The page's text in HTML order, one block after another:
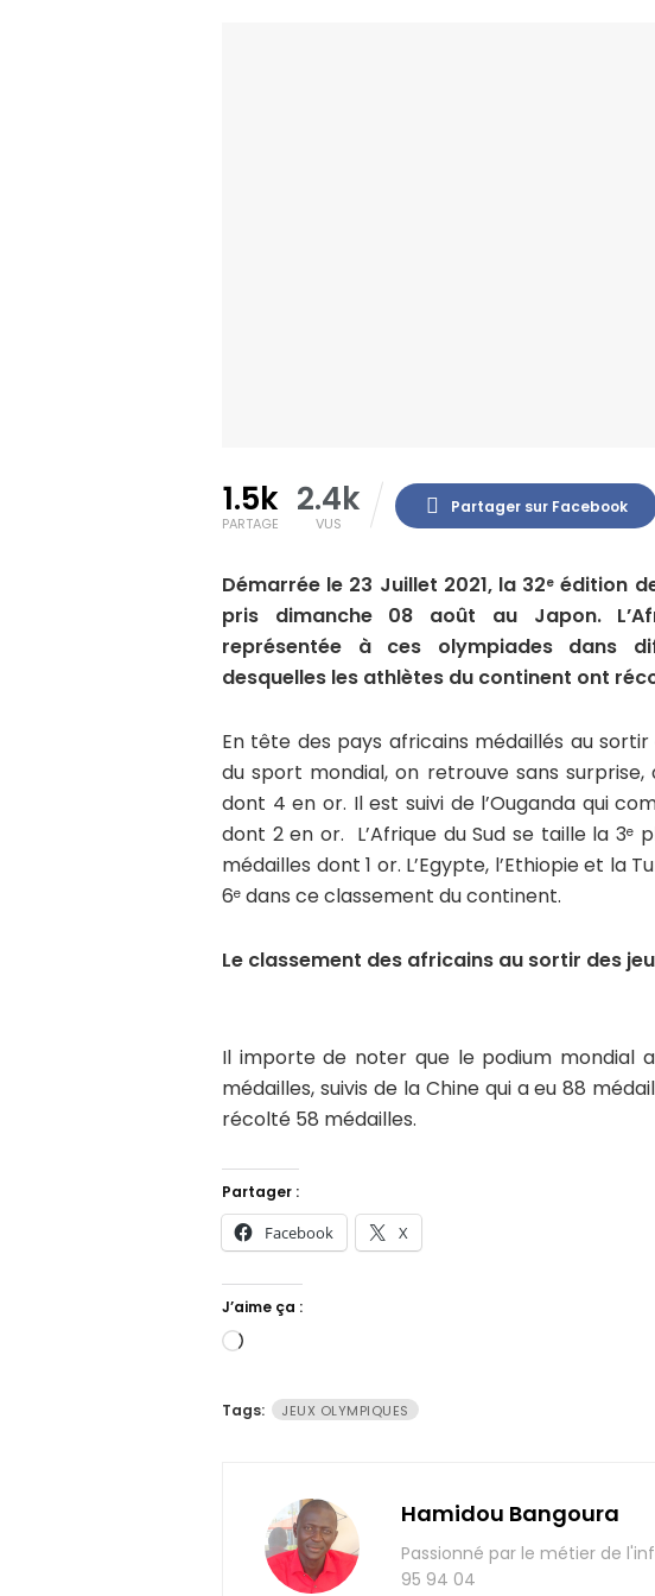
1.5k
PARTAGE
2.4k
VUS
Partager sur Facebook
Démarrée le 23 Juillet 2021, la 32e édition
pris dimanche 08 août au Japon.
représentée à ces olympiades dans
desquelles les athlètes du continent ont
En tête des pays africains médaillés au
du sport mondial, on retrouve sans surprise,
dont 4 en or. Il est suivi de l’Ouganda qui
dont 2 en or. L’Afrique du Sud se taille la 3e
médailles dont 1 or. L’Egypte, l’Ethiopie et la
6e dans ce classement du continent.
Le classement des africains au sortir des
Il importe de noter que le podium mondial
médailles, suivis de la Chine qui a eu 88
récolté 58 médailles.
Partager :
Facebook X
J’aime ça :
Chargement…
Tags: JEUX OLYMPIQUES
Hamidou Bangoura
Passionné par le métier de
95 94 04